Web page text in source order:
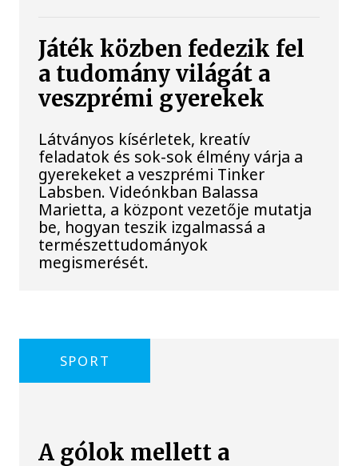
Játék közben fedezik fel
a tudomány világát a
veszprémi gyerekek
Látványos kísérletek, kreatív
feladatok és sok-sok élmény várja a
gyerekeket a veszprémi Tinker
Labsben. Videónkban Balassa
Marietta, a központ vezetője mutatja
be, hogyan teszik izgalmassá a
természettudományok
megismerését.
SPORT
A gólok mellett a